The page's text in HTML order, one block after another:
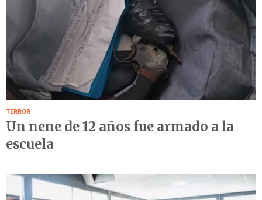
TERROR
Un nene de 12 años fue armado a la
escuela